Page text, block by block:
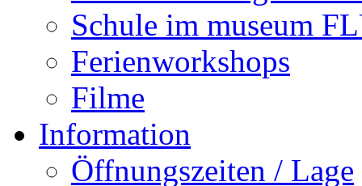
Schule im museum
Ferienworkshops
Filme
Information
Öffnungszeiten / Lage